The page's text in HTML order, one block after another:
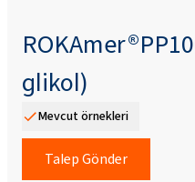
glikol)
Mevcut örnekleri
Talep Gönder